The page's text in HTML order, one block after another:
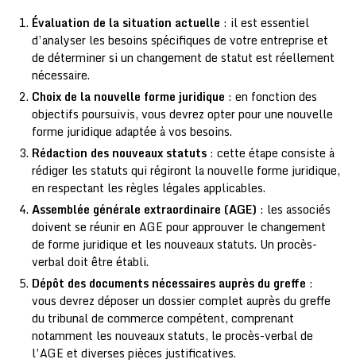
Évaluation de la situation actuelle : il est essentiel
d’analyser les besoins spécifiques de votre entreprise et
de déterminer si un changement de statut est réellement
nécessaire.
Choix de la nouvelle forme juridique : en fonction des
objectifs poursuivis, vous devrez opter pour une nouvelle
forme juridique adaptée à vos besoins.
Rédaction des nouveaux statuts : cette étape consiste à
rédiger les statuts qui régiront la nouvelle forme juridique,
en respectant les règles légales applicables.
Assemblée générale extraordinaire (AGE) : les associés
doivent se réunir en AGE pour approuver le changement
de forme juridique et les nouveaux statuts. Un procès-
verbal doit être établi.
Dépôt des documents nécessaires auprès du greffe :
vous devrez déposer un dossier complet auprès du greffe
du tribunal de commerce compétent, comprenant
notamment les nouveaux statuts, le procès-verbal de
l’AGE et diverses pièces justificatives.